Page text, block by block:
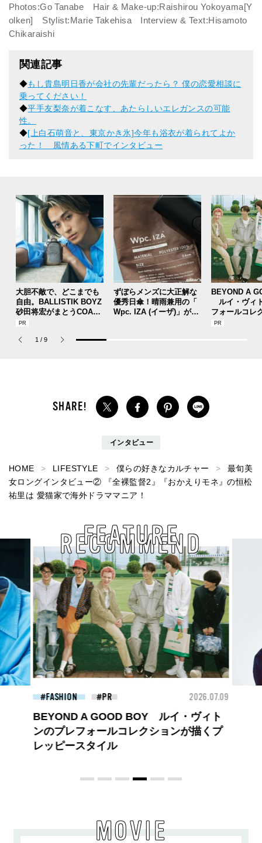
Photos:Go Tanabe Hair & Make-up:Raishirou Yokoyama[Y
olken] Stylist:Marie Takehisa Interview & Text:Hisamoto
Chikaraishi
関連記事
◆もし貴島明日香が会社の先輩だったら？ 僕の恋愛相談に
乗ってください！
◆平手友梨奈が着こなす、あたらしいエレガンスの可能
性。
◆[上白石萌音と、東京かき氷]今年も浴衣が着られてよか
った！ 風情ある下町でインタビュー
大胆不敵で、どこまでも
自由。BALLISTIK BOYZ
砂田将宏がまとうCOACH
の新作フレグランス「コ
パルファム」
ずぼらメンズに大正解な
優秀日傘！晴雨兼用の「
Wpc. IZA (イーザ)」があ
BEYOND A
ルイ・ヴィ
フォールコレ
描くプレッピ
1 / 9
インタビュー
HOME LIFESTYLE 僕らの好きなカルチャー
最旬美
女ロングインタビュー② 『全裸監督2』『おかえりモネ』の恒松
祐里は 愛猫家で海外ドラママニア！
RECOMMEND
FEATURE
FASHION 2026.07.09
【PRADA × NI-KI(ENHYPEN)】時をかけ
る、ニューモード
MOVIE